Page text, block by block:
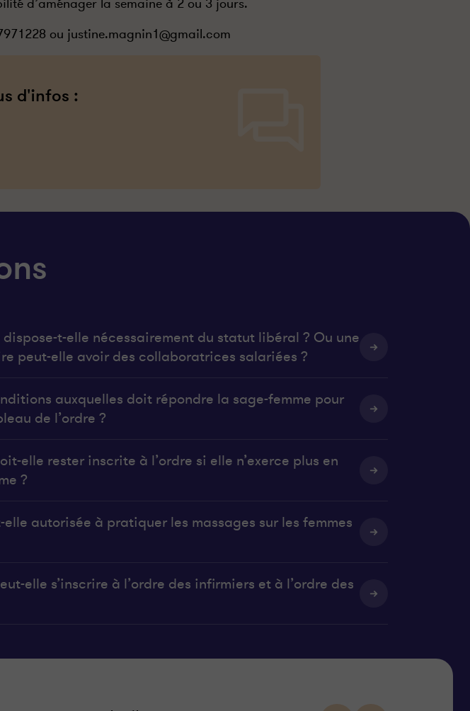
d’aménager la semaine à 2 ou 3 jours.
ou justine.magnin1@gmail.com
d'infos :
t-elle nécessairement du statut libéral ? Ou une
peut-elle avoir des collaboratrices salariées ?
auxquelles doit répondre la sage-femme pour
de l’ordre ?
elle rester inscrite à l’ordre si elle n’exerce plus en
?
elle autorisée à pratiquer les massages sur les femmes
elle s’inscrire à l’ordre des infirmiers et à l’ordre des